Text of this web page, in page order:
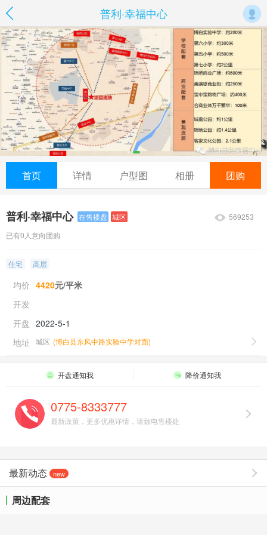
普利·幸福中心
首页 详情 户型图 相册 团购
569253
普利·幸福中心 在售楼盘 城区
已有0人意向团购
住宅 高层
均价 4420元/平米
开发
开盘 2022-5-1
地址
城区 (博白县东风中路实验中学对面)
开盘通知我 降价通知我
0775-8333777
最新政策，更多优惠详情，请致电售楼处
最新动态 new
周边配套